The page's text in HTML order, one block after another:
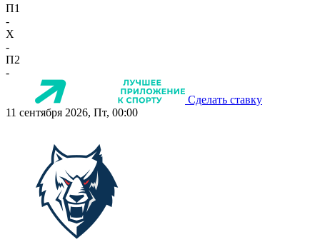
П1
-
X
-
П2
-
Сделать ставку
11 сентября 2026, Пт, 00:00